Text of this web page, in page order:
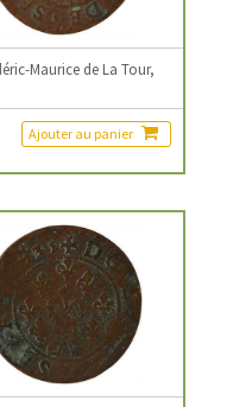
Maurice de La Tour,
Ajouter au panier